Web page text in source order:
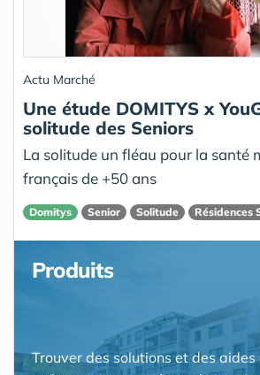
Actu Marché
Une étude DOMITYS x
solitude des Seniors
La solitude un fléau pour la santé
français de +50 ans
Domitys Senior Solitude Résidences
Produits
Trouver des solutions et des